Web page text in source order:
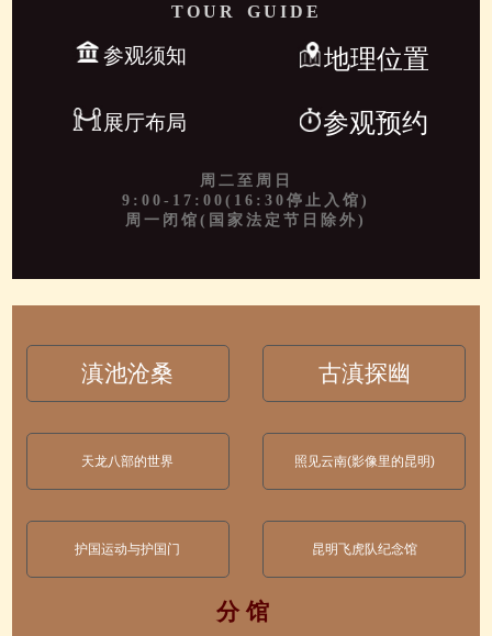
TOUR GUIDE
参观须知 地理位置
展厅布局 参观预约
周二至周日
9:00-17:00(16:30停止入馆)
周一闭馆(国家法定节日除外)
滇池沧桑 古滇探幽
天龙八部的世界 照见云南(影像里的昆明)
护国运动与护国门 昆明飞虎队纪念馆
分 馆